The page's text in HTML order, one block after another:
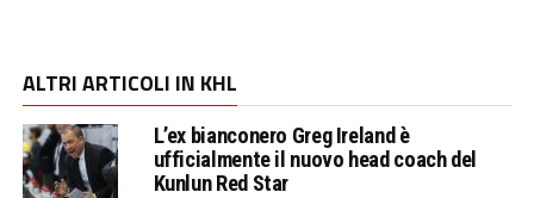
ALTRI ARTICOLI IN KHL
L’ex bianconero Greg Ireland è
ufficialmente il nuovo head coach del
Kunlun Red Star